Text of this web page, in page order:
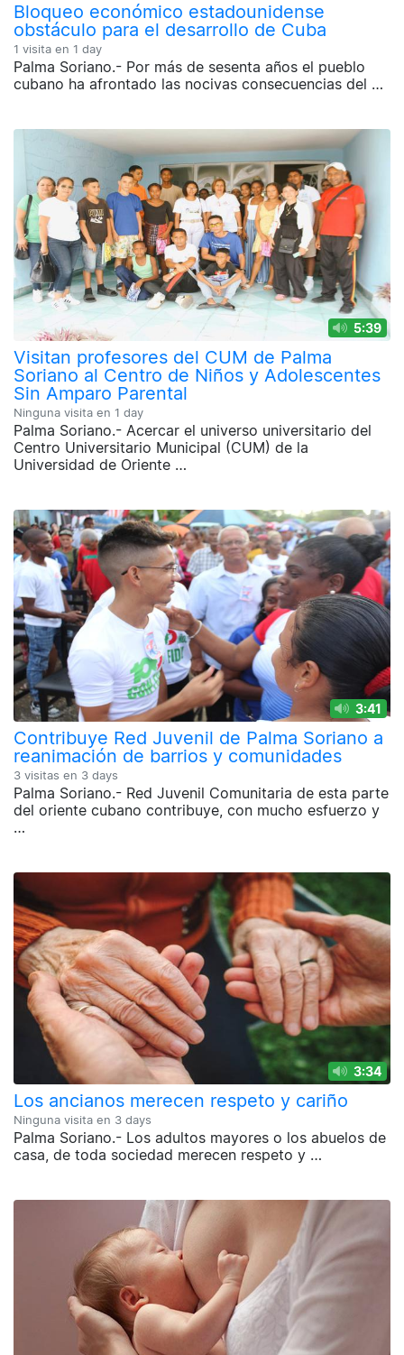
Bloqueo económico estadounidense
obstáculo para el desarrollo de Cuba
1 visita en 1 day
Palma Soriano.- Por más de sesenta años el pueblo
cubano ha afrontado las nocivas consecuencias del …
5:39
Visitan profesores del CUM de Palma
Soriano al Centro de Niños y Adolescentes
Sin Amparo Parental
Ninguna visita en 1 day
Palma Soriano.- Acercar el universo universitario del
Centro Universitario Municipal (CUM) de la
Universidad de Oriente …
3:41
Contribuye Red Juvenil de Palma Soriano a
reanimación de barrios y comunidades
3 visitas en 3 days
Palma Soriano.- Red Juvenil Comunitaria de esta parte
del oriente cubano contribuye, con mucho esfuerzo y
…
3:34
Los ancianos merecen respeto y cariño
Ninguna visita en 3 days
Palma Soriano.- Los adultos mayores o los abuelos de
casa, de toda sociedad merecen respeto y …